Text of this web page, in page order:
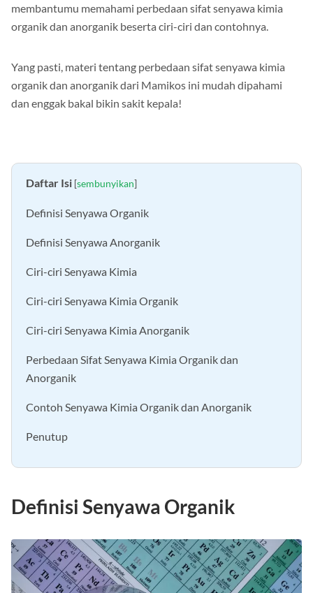
membantumu memahami perbedaan sifat senyawa kimia
organik dan anorganik beserta ciri-ciri dan contohnya.
Yang pasti, materi tentang perbedaan sifat senyawa kimia
organik dan anorganik dari Mamikos ini mudah dipahami
dan enggak bakal bikin sakit kepala!
Daftar Isi [sembunyikan]
Definisi Senyawa Organik
Definisi Senyawa Anorganik
Ciri-ciri Senyawa Kimia
Ciri-ciri Senyawa Kimia Organik
Ciri-ciri Senyawa Kimia Anorganik
Perbedaan Sifat Senyawa Kimia Organik dan
Anorganik
Contoh Senyawa Kimia Organik dan Anorganik
Penutup
Definisi Senyawa Organik